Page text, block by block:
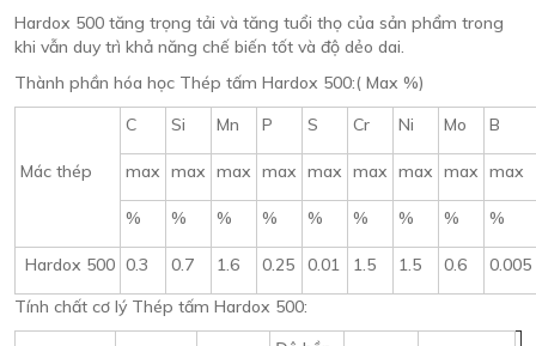
Hardox 500 tăng trọng tải và tăng tuổi thọ của sản phẩm trong
khi vẫn duy trì khả năng chế biến tốt và độ dẻo dai.
Thành phần hóa học Thép tấm Hardox 500:( Max %)
Mác thép
C Si Mn P S Cr Ni Mo B
max max max max max max max max max
% % % % % % % % %
Hardox 500 0.3 0.7 1.6 0.25 0.01 1.5 1.5 0.6
0.005
Tính chất cơ lý Thép tấm Hardox 500: